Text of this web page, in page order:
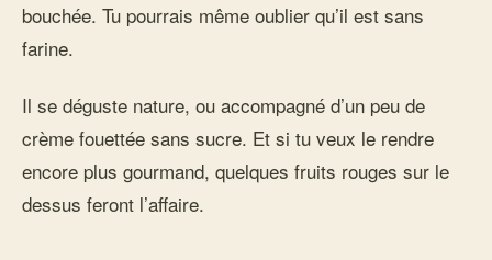
bouchée. Tu pourrais même oublier qu’il est sans
farine.
Il se déguste nature, ou accompagné d’un peu de
crème fouettée sans sucre. Et si tu veux le rendre
encore plus gourmand, quelques fruits rouges sur le
dessus feront l’affaire.